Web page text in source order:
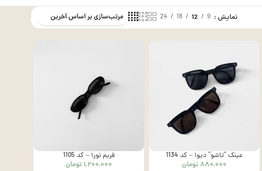
نمایش 9
12
18
24
عینک “تاشو” دیوا – کد 1134
۸۸۰,۰۰۰ تومان
فریم نورا – کد 1105
۱,۲۰۰,۰۰۰ تومان